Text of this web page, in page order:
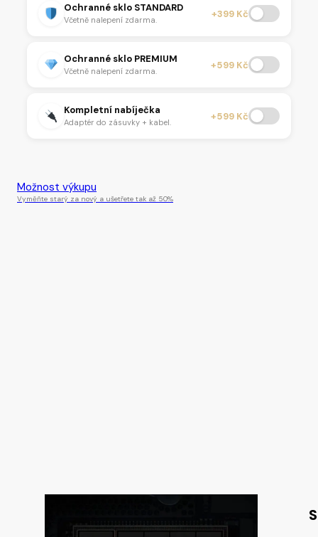
Ochranné sklo STANDARD
Včetně nalepení zdarma. +399 Kč
Ochranné sklo PREMIUM
Včetně nalepení zdarma. +599 Kč
Kompletní nabíječka
Adaptér do zásuvky + kabel. +599 Kč
Možnost výkupu
Vyměňte starý za nový a ušetřete tak až 50%